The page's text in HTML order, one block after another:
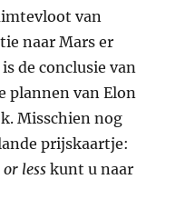
van
naar Mars er
de conclusie van
plannen van Elon
Misschien nog
prijskaartje:
or less kunt u naar